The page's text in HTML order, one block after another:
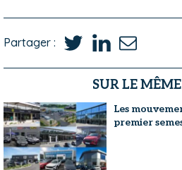
Partager :
SUR LE
Les
premier